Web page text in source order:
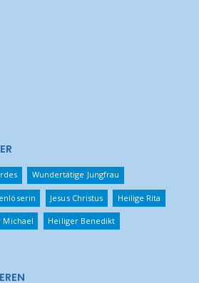
Wundertätige Jungfrau
Jesus Christus Heilige Rita
Michael Heiliger Benedikt